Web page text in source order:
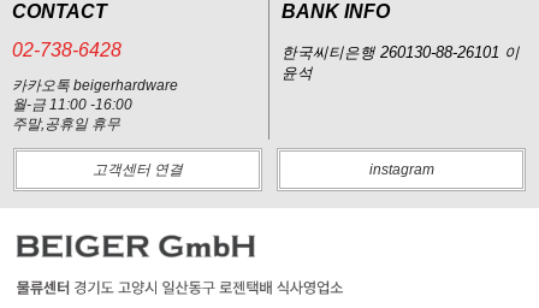
CONTACT
02-738-6428
카카오톡 beigerhardware
월-금 11:00 -16:00
주말,공휴일 휴무
BANK INFO
한국씨티은행 260130-88-26101 이
윤석
고객센터 연결 instagram